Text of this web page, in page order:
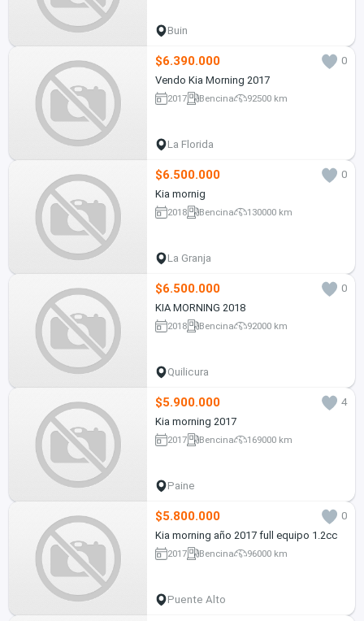
Buin
$6.390.000
0
Vendo Kia Morning 2017
2017 Bencina 92500 km
La Florida
$6.500.000
0
Kia mornig
2018 Bencina 130000 km
La Granja
$6.500.000
0
KIA MORNING 2018
2018 Bencina 92000 km
Quilicura
$5.900.000
4
Kia morning 2017
2017 Bencina 169000 km
Paine
$5.800.000
0
Kia morning año 2017 full equipo 1.2cc
2017 Bencina 96000 km
Puente Alto